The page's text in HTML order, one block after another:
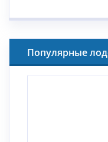
Популярные